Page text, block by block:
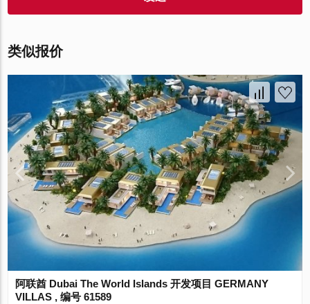
类似报价
阿联酋 Dubai The World Islands 开发项目 GERMANY
VILLAS , 编号 61589